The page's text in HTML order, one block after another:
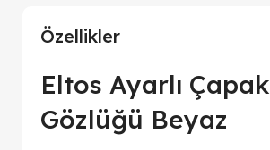
Özellikler
Eltos Ayarlı Çapak
Gözlüğü Beyaz